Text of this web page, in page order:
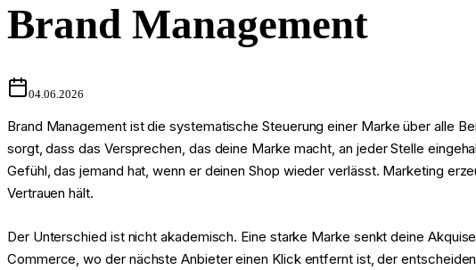
Brand Management
04.06.2026
Brand Management ist die systematische Steuerung einer Marke über alle
sorgt, dass das Versprechen, das deine Marke macht, an jeder Stelle
Gefühl, das jemand hat, wenn er deinen Shop wieder verlässt. Marketing
Vertrauen hält.
Der Unterschied ist nicht akademisch. Eine starke Marke senkt deine
Commerce, wo der nächste Anbieter einen Klick entfernt ist, der